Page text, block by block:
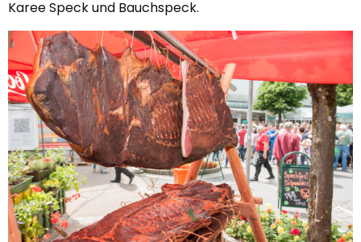
Karee Speck und Bauchspeck.